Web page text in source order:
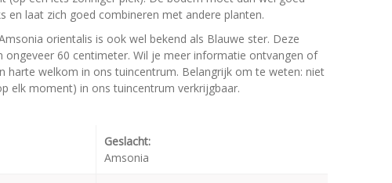
en laat zich goed combineren met andere planten.
orientalis is ook wel bekend als Blauwe ster. Deze
60 centimeter. Wil je meer informatie ontvangen of
harte welkom in ons tuincentrum. Belangrijk om te weten: niet
elk moment) in ons tuincentrum verkrijgbaar.
Geslacht:
Amsonia